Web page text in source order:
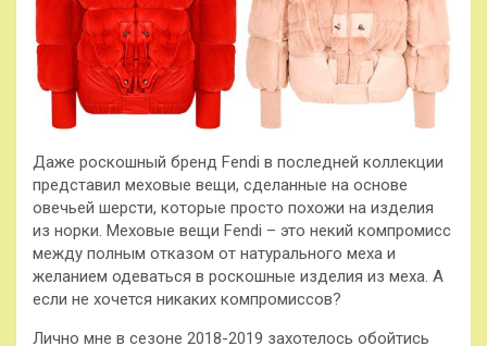
Даже роскошный бренд Fendi в последней коллекции
представил меховые вещи, сделанные на основе
овечьей шерсти, которые просто похожи на изделия
из норки. Меховые вещи Fendi – это некий компромисс
между полным отказом от натурального меха и
желанием одеваться в роскошные изделия из меха. А
если не хочется никаких компромиссов?
Лично мне в сезоне 2018-2019 захотелось обойтись